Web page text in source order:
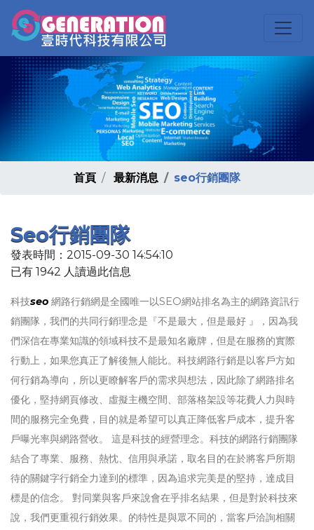
首頁 最新消息 seo行銷團隊
Seo行銷團隊
發表時間：2015-09-30 14:54:10
已有 1942 人讀過此信息
科技seo 網路行銷網是全國唯一以SEO網站排名為主的網路資訊行
銷團隊，我們的共同行銷理念是『不是最大，但是最好 』，因為我
們深信在專業知識的領域科技不是最知名廠牌，但是在服務的實際
行動上，如果您真正了解後無人能比。科技網路行銷是以客戶方如
何行銷為導向，所以更瞭解客戶的需求與想法，因此除了網路排名
優化，堅持網頁修改、虛擬主機空間、部落格架設等花費人力與時
間的服務完全免費，目的就是希望可以真正降低客戶成本，提升客
戶曝光率與網路營收。 這是科技的經營理念。科技的網路行銷團隊
結合了專業、服務、熱忱、信用與承諾，取名目的在於將客戶所期
待的關鍵字行銷全力達到的標準，因為追求完美是的堅持，達成目
標是的信念。 對同業與客戶來說會在乎排名結果，但是對於科技來
說，我們更重視行銷效果。的特性是與眾不同的，當客戶洽詢相關